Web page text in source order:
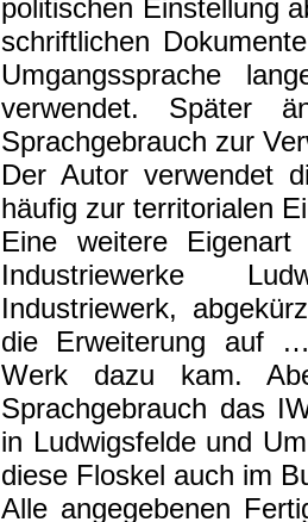
politischen Einstellung
schriftlichen
Umgangssprache
verwendet. Später
Sprachgebrauch zur
Der Autor verwendet
häufig zur territorialen
Eine weitere
Industriewerke
Industriewerk,
die Erweiterung auf
Werk dazu kam.
Sprachgebrauch das
in Ludwigsfelde und
diese Floskel auch im
Alle angegebenen